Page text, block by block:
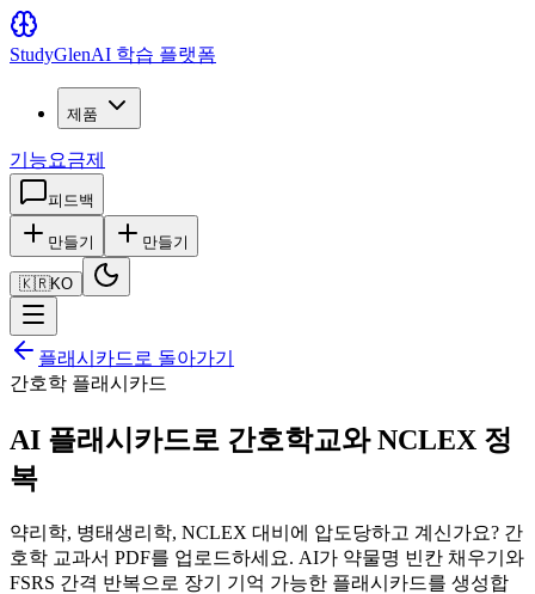
StudyGlenAI 학습 플랫폼
제품
기능요금제
피드백
만들기 만들기
🇰🇷KO
플래시카드로 돌아가기
간호학 플래시카드
AI 플래시카드로 간호학교와 NCLEX 정
복
약리학, 병태생리학, NCLEX 대비에 압도당하고 계신가요? 간
호학 교과서 PDF를 업로드하세요. AI가 약물명 빈칸 채우기와
FSRS 간격 반복으로 장기 기억 가능한 플래시카드를 생성합